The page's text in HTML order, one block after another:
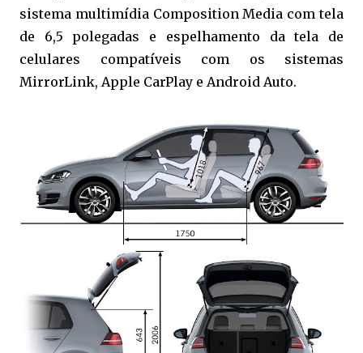
sistema multimídia Composition Media com tela
de 6,5 polegadas e espelhamento da tela de
celulares compatíveis com os sistemas
MirrorLink, Apple CarPlay e Android Auto.